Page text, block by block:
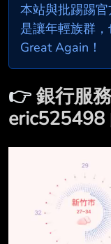
本站與批踢踢
是讓年輕族群
Great Again！
👉銀行服
eric525498